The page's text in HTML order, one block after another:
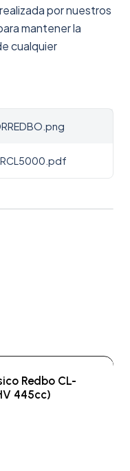
por nuestros
mantener la
cualquier
Redbo CL-
445cc)